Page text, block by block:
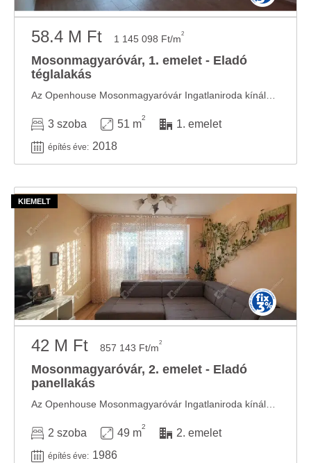
58.4 M Ft 1 145 098 Ft/m2
Mosonmagyaróvár, 1. emelet - Eladó
téglalakás
3 szoba 51 m
2
1. emelet
építés éve: 2018
42 M Ft 857 143 Ft/m2
Mosonmagyaróvár, 2. emelet - Eladó
panellakás
2 szoba 49 m
2
2. emelet
építés éve: 1986